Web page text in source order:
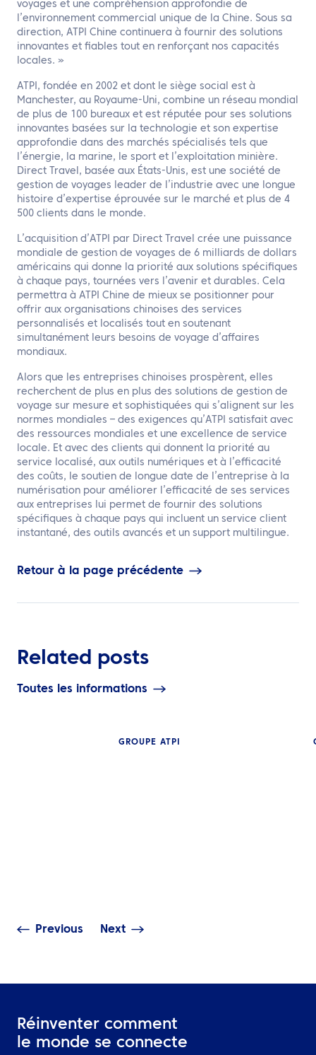
voyages et une compréhension approfondie de
l’environnement commercial unique de la Chine. Sous sa
direction, ATPI Chine continuera à fournir des solutions
innovantes et fiables tout en renforçant nos capacités
locales. »
ATPI, fondée en 2002 et dont le siège social est à
Manchester, au Royaume-Uni, combine un réseau mondial
de plus de 100 bureaux et est réputée pour ses solutions
innovantes basées sur la technologie et son expertise
approfondie dans des marchés spécialisés tels que
l’énergie, la marine, le sport et l’exploitation minière.
Direct Travel, basée aux États-Unis, est une société de
gestion de voyages leader de l’industrie avec une longue
histoire d’expertise éprouvée sur le marché et plus de 4
500 clients dans le monde.
L’acquisition d’ATPI par Direct Travel crée une puissance
mondiale de gestion de voyages de 6 milliards de dollars
américains qui donne la priorité aux solutions spécifiques
à chaque pays, tournées vers l’avenir et durables. Cela
permettra à ATPI Chine de mieux se positionner pour
offrir aux organisations chinoises des services
personnalisés et localisés tout en soutenant
simultanément leurs besoins de voyage d’affaires
mondiaux.
Alors que les entreprises chinoises prospèrent, elles
recherchent de plus en plus des solutions de gestion de
voyage sur mesure et sophistiquées qui s’alignent sur les
normes mondiales – des exigences qu’ATPI satisfait avec
des ressources mondiales et une excellence de service
locale. Et avec des clients qui donnent la priorité au
service localisé, aux outils numériques et à l’efficacité
des coûts, le soutien de longue date de l’entreprise à la
numérisation pour améliorer l’efficacité de ses services
aux entreprises lui permet de fournir des solutions
spécifiques à chaque pays qui incluent un service client
instantané, des outils avancés et un support multilingue.
Retour à la page précédente
Related posts
Toutes les informations
GROUPE ATPI
Previous Next
Réinventer comment
le monde se connecte